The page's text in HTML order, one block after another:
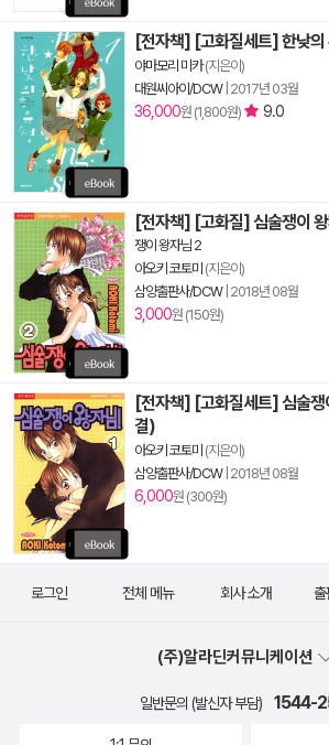
[전자책] [고화질세트] 한낮
야마모리 미카(지은이)
대원씨아이/DCW| 2017년 03월
36,000원 (1,800원) 9.0
[전자책] [고화질] 심술쟁이
쟁이 왕자님 2
아오키 코토미 (지은이)
삼양출판사/DCW| 2018년 08월
3,000원 (150원)
[전자책] [고화질세트] 심술
결)
아오키 코토미 (지은이)
삼양출판사/DCW| 2018년 08월
6,000원 (300원)
로그인 전체 메뉴 회사 소개
(주)알라딘커뮤니케이션
일반문의 (발신자 부담) 1544-